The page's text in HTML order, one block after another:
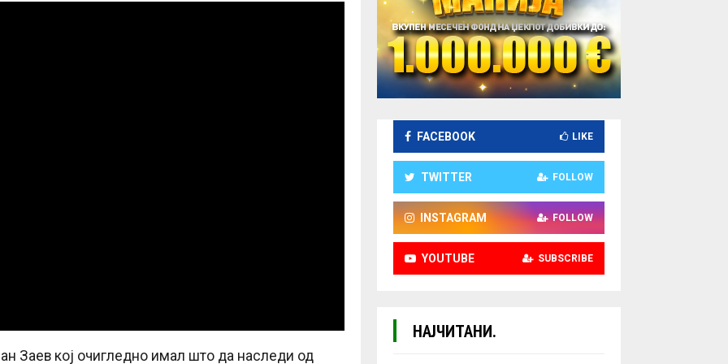
Заев кој очигледно имал што да наследи од
FACEBOOK LIKE
TWITTER FOLLOW
INSTAGRAM FOLLOW
YOUTUBE SUBSCRIBE
НАЈЧИТАНИ.